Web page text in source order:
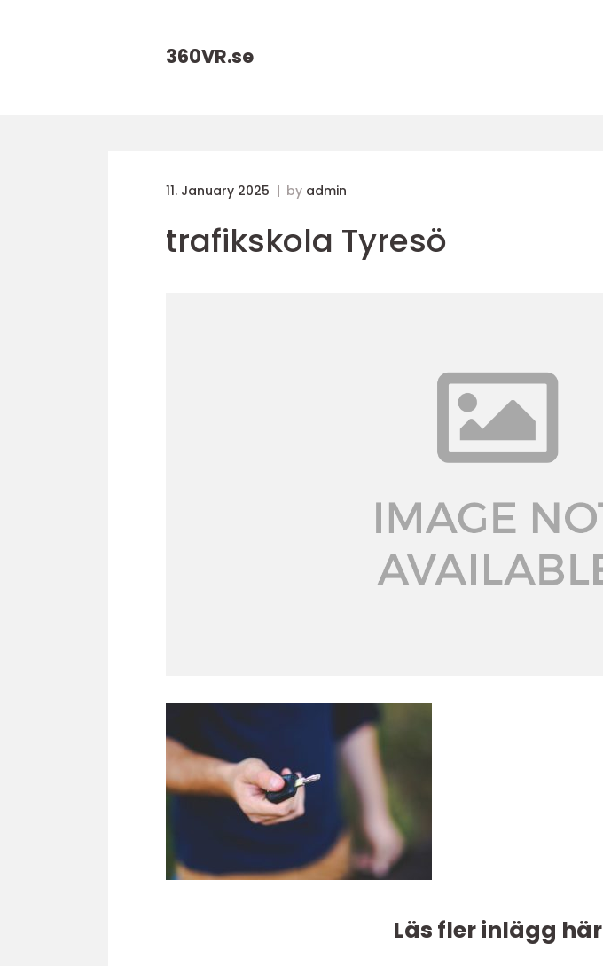
360VR.se
11. January 2025 by admin
trafikskola Tyresö
Läs fler inlägg här